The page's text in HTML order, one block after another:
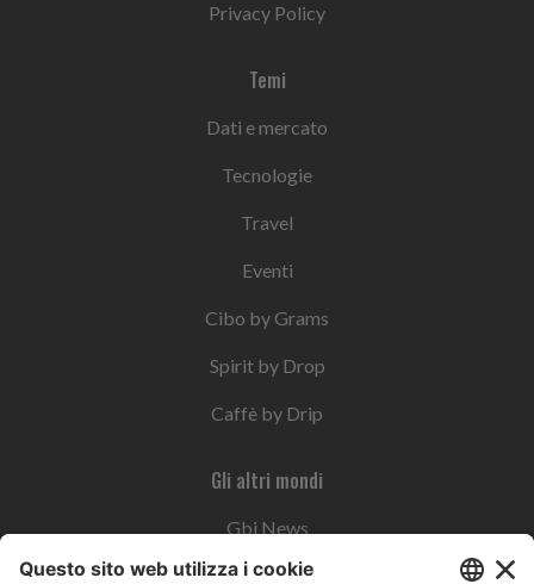
Privacy Policy
Temi
Dati e mercato
Tecnologie
Travel
Eventi
Cibo by Grams
Spirit by Drop
Caffè by Drip
Gli altri mondi
Gbi News
Instoremag